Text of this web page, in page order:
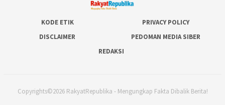
KODE ETIK
PRIVACY POLICY
DISCLAIMER
PEDOMAN MEDIA SIBER
REDAKSI
Copyrights©2026 RakyatRepublika - Mengungkap Fakta Dibalik Berita!